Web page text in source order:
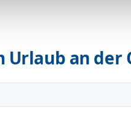
Urlaub an der